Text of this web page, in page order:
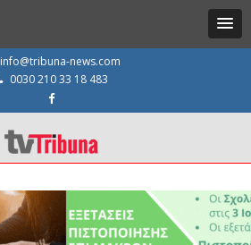
info@tribuna-news.com
0030 210 33 18 483